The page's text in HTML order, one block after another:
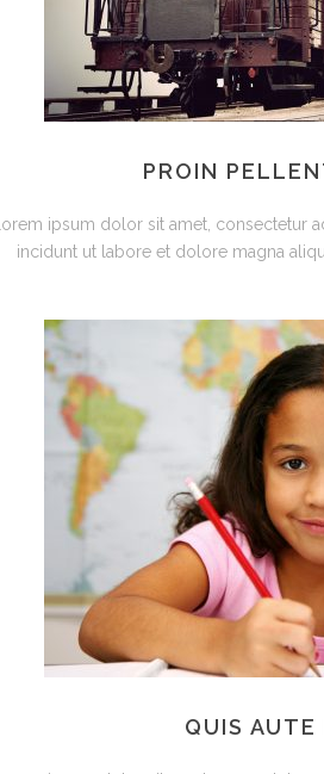
PROIN
Lorem ipsum dolor sit amet, consectetur
incidunt ut labore et dolore magna
QUIS AUTE